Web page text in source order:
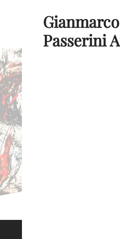
Gianmarco
Passerini